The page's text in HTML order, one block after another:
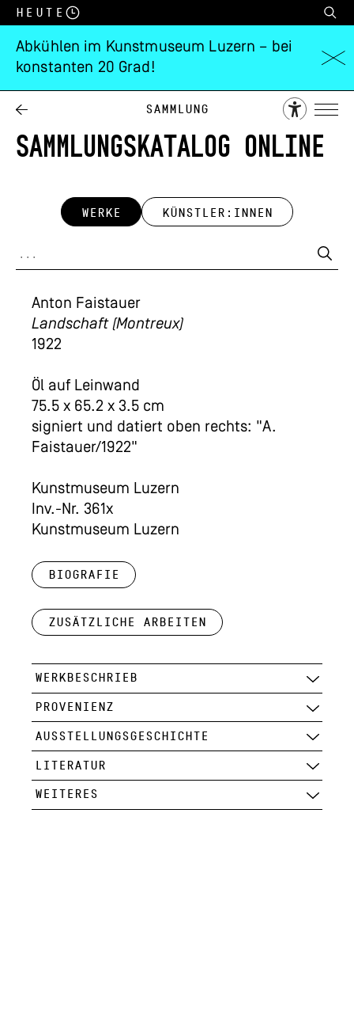
Heute
Abkühlen im Kunstmuseum Luzern – bei
konstanten 20 Grad!
Sammlung
SAMMLUNGSKATALOG ONLINE
WERKE KÜNSTLER:INNEN
Anton Faistauer
Landschaft (Montreux)
1922
Öl auf Leinwand
75.5 x 65.2 x 3.5 cm
signiert und datiert oben rechts: "A.
Faistauer/1922"
Kunstmuseum Luzern
Inv.-Nr. 361x
Kunstmuseum Luzern
Biografie
Zusätzliche Arbeiten
WERKBESCHRIEB
PROVENIENZ
AUSSTELLUNGSGESCHICHTE
LITERATUR
WEITERES